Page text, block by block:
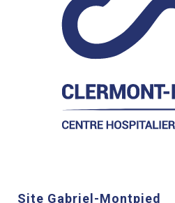
Site Gabriel-Montpied